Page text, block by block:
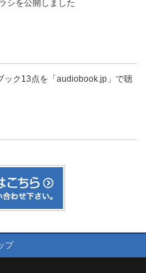
シを公開しました
ック13点を「audiobook.jp」で聴
プ